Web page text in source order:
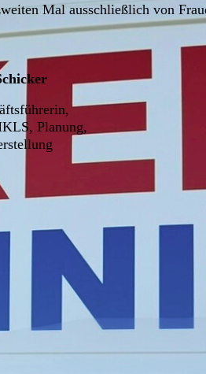
Mal ausschließlich von
Planung,